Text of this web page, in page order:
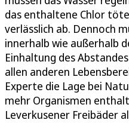
das enthaltene Chlor
verlässlich ab. Dennoch
innerhalb wie außerhalb
Einhaltung des
allen anderen
Experte die Lage bei
mehr Organismen
Leverkusener Freibäder